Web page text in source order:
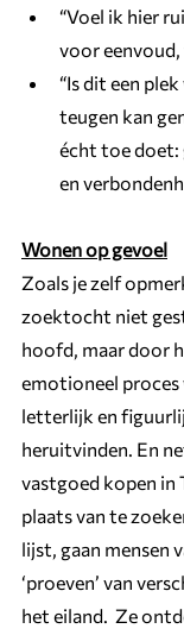
“Voel ik hier
voor eenvoud,
“Is dit een
teugen kan
écht toe doet:
en
Wonen op gevoel
Zoals je zelf
zoektocht niet
hoofd, maar door
emotioneel proces
letterlijk en
heruitvinden. En
vastgoed kopen in
plaats van te
lijst, gaan mensen
‘proeven’ van
het eiland.  Ze